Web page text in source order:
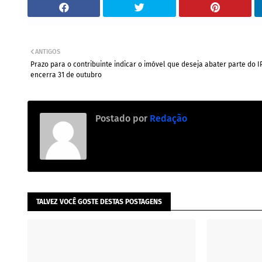
ANTIGOS
Prazo para o contribuinte indicar o imóvel que deseja abater parte do
encerra 31 de outubro
Postado por Redação
TALVEZ VOCÊ GOSTE DESTAS POSTAGENS